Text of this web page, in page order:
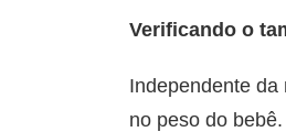
Verificando o
Independente
no peso do